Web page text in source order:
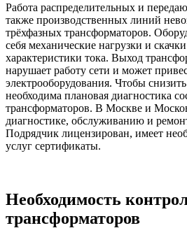
Работа распределительных и
также производственных линий
трёхфазных трансформаторов.
себя механические нагрузки и
характеристики тока. Выход
нарушает работу сети и может
электрооборудования. Чтобы
необходима плановая диагностика
трансформаторов. В Москве и
диагностике, обслуживанию и
Подрядчик лицензирован, имеет
услуг сертификаты.
Необходимость
трансформаторов